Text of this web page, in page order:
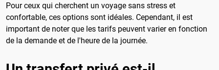
Pour ceux qui cherchent un voyage sans stress et
confortable, ces options sont idéales. Cependant, il est
important de noter que les tarifs peuvent varier en fonction
de la demande et de l'heure de la journée.